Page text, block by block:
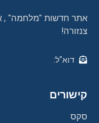
אתר חדשות "מלחמה" ,
צנזורה!
דוא"ל:
קישורים
סקס